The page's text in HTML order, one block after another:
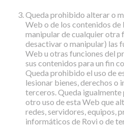
Queda prohibido alterar o
Web o de los contenidos de
manipular de cualquier otra
desactivar o manipular) las
Web u otras funciones del
sus contenidos para un fin
Queda prohibido el uso de
lesionar bienes, derechos o
terceros. Queda
otro uso de esta Web que
redes, servidores, equipos,
informáticos de Rovi o de